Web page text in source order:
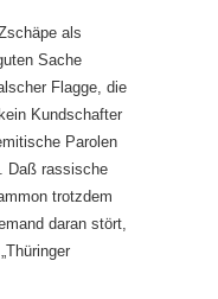
als
Sache
Flagge, die
Kundschafter
Parolen
Daß rassische
trotzdem
daran stört,